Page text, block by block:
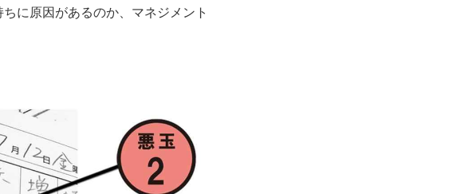
に原因があるのか、マネジメント